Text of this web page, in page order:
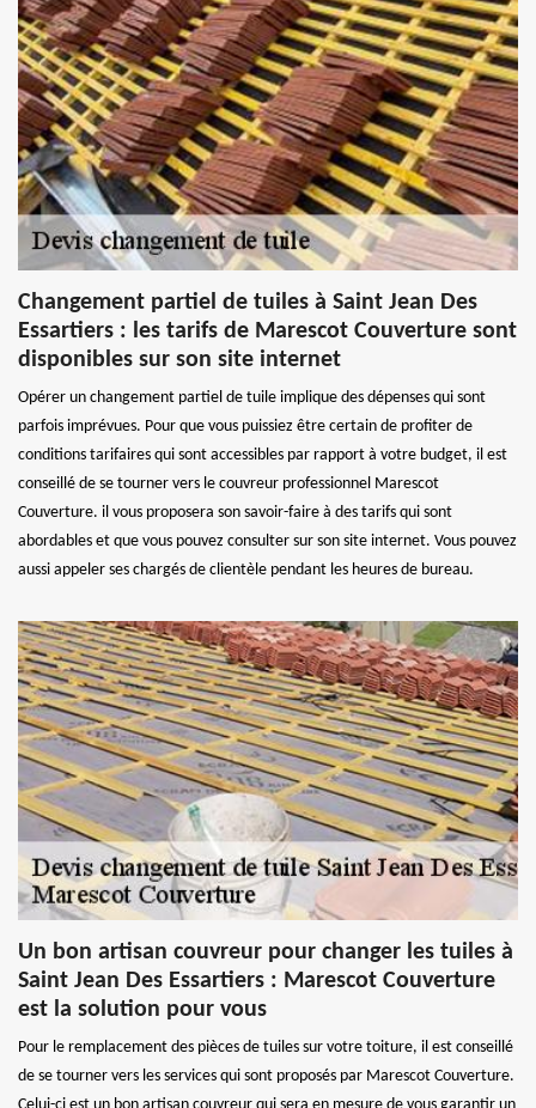
Changement partiel de tuiles à Saint Jean Des
Essartiers : les tarifs de Marescot Couverture sont
disponibles sur son site internet
Opérer un changement partiel de tuile implique des dépenses qui sont
parfois imprévues. Pour que vous puissiez être certain de profiter de
conditions tarifaires qui sont accessibles par rapport à votre budget, il est
conseillé de se tourner vers le couvreur professionnel Marescot
Couverture. il vous proposera son savoir-faire à des tarifs qui sont
abordables et que vous pouvez consulter sur son site internet. Vous pouvez
aussi appeler ses chargés de clientèle pendant les heures de bureau.
Un bon artisan couvreur pour changer les tuiles à
Saint Jean Des Essartiers : Marescot Couverture
est la solution pour vous
Pour le remplacement des pièces de tuiles sur votre toiture, il est conseillé
de se tourner vers les services qui sont proposés par Marescot Couverture.